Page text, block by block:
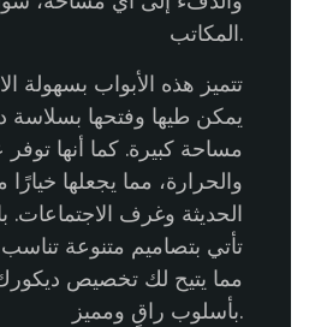
المكاتب.
تتميز هذه الأبواب بسهولة
يمكن طيها وفتحها بسلاسة
مساحة كبيرة. كما أنها
والحرارة، مما يجعلها خيارًا
الحديثة وغرف الاجتماعات.
تأتي بتصاميم متنوعة
مما يتيح لك تخصيص
بأسلوب راقٍ ومميز.